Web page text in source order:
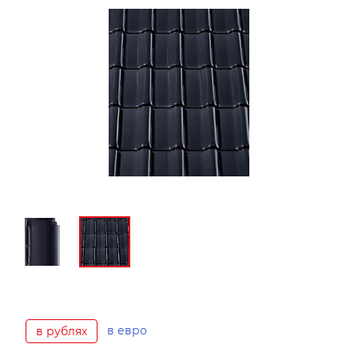
в рублях в евро